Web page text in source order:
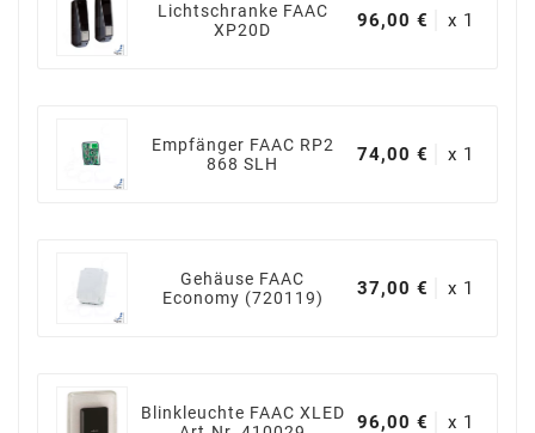
Lichtschranke FAAC
XP20D
96,00 € x 1
Empfänger FAAC RP2
868 SLH
74,00 € x 1
Gehäuse FAAC
Economy (720119)
37,00 € x 1
Blinkleuchte FAAC XLED
96,00 € x 1